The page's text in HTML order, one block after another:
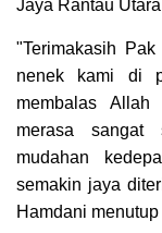
Jaya Rantau
"Terimakasih
nenek kami di
membalas
merasa sangat
mudahan
semakin jaya
Hamdani